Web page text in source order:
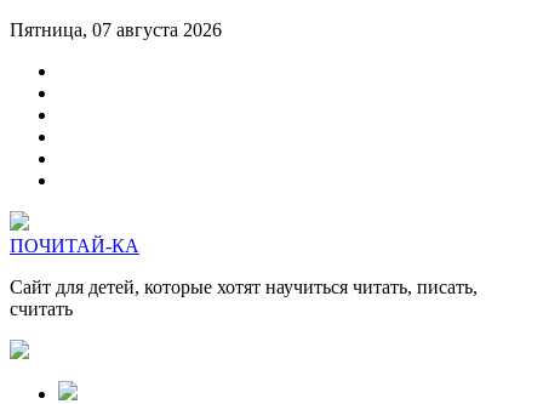
Пятница, 07 августа 2026
ПОЧИТАЙ-КА
Сайт для детей, которые хотят научиться читать, писать,
считать